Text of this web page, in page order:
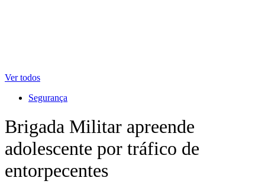
Ver todos
Segurança
Brigada Militar apreende
adolescente por tráfico de
entorpecentes